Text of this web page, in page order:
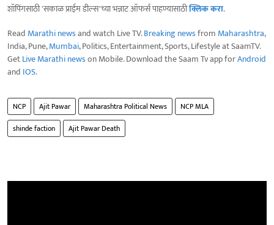
शॉपिंगसाठी 'सकाळ प्राईम डील्स'च्या भन्नाट ऑफर्स पाहण्यासाठीक्लिक करा.
Read Marathi newsand watch Live TV.Breaking newsfrom Maharashtra,
India, Pune,Mumbai, Politics, Entertainment, Sports, Lifestyle at SaamTV.
GetLive Marathi newson Mobile. Download the Saam Tv app forAndroid
and IOS.
NCP Ajit Pawar Maharashtra Political News
NCP MLA
shinde faction
Ajit Pawar Death